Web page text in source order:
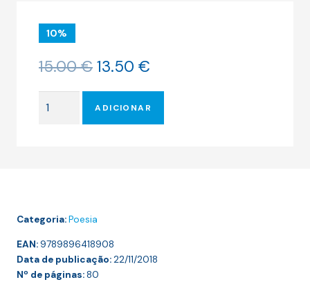
10%
15.00€ O
original
era:
15.00 €.
13.50 €
atual
é:
13.50 €.
ADICIONAR
Categoria:Poesia
EAN:9789896418908
Data de publicação:22/11/2018
Nº de páginas:80